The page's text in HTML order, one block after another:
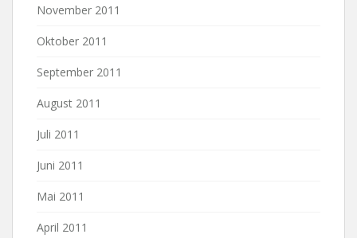
November 2011
Oktober 2011
September 2011
August 2011
Juli 2011
Juni 2011
Mai 2011
April 2011